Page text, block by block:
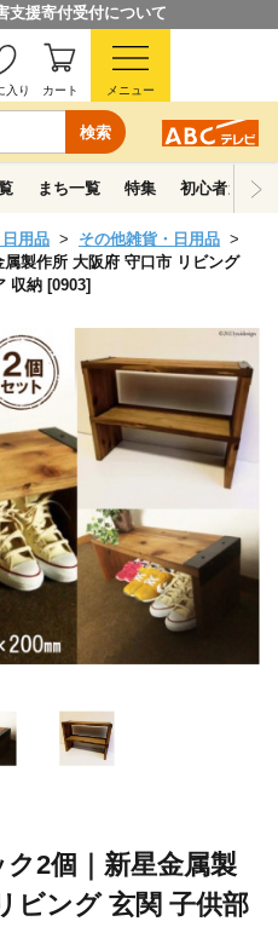
支援寄付受付について
検索
入り カート メニュー
まち一覧 特集 初心者ガイド
用品
その他雑貨・日用品
製作所 大阪府 守口市 リビング
収納 [0903]
2個｜新星金属製
ビング 玄関 子供部